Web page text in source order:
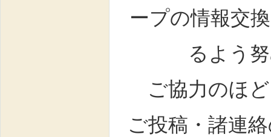
ープの情報交
るよう
ご協力のほ
ご投稿・諸連